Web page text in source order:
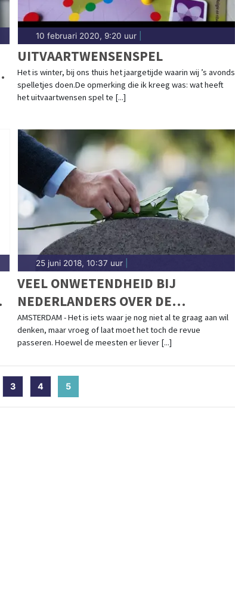
10 februari 2020, 9:20 uur|
UITVAARTWENSENSPEL
Het is winter, bij ons thuis het jaargetijde waarin wij ’s avonds
spelletjes doen.De opmerking die ik kreeg was: wat heeft
het uitvaartwensen spel te [...]
25 juni 2018, 10:37 uur|
VEEL ONWETENDHEID BIJ
NEDERLANDERS OVER DE
UITVAARTWENSEN VAN HUN
PARTNER EN VRIENDEN
AMSTERDAM - Het is iets waar je nog niet al te graag aan wil
denken, maar vroeg of laat moet het toch de revue
passeren. Hoewel de meesten er liever [...]
3 4 5(current)